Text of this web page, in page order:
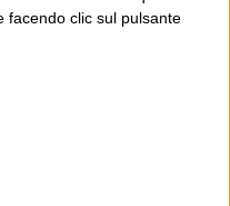
facendo clic sul pulsante